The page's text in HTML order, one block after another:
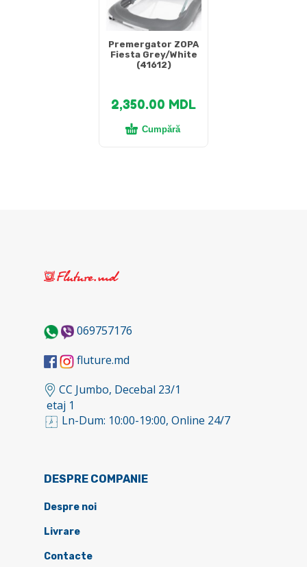
Premergator ZOPA
Fiesta Grey/White
(41612)
2,350.00 MDL
Cumpără
069757176
fluture.md
CC Jumbo, Decebal 23/1
etaj 1
Ln-Dum: 10:00-19:00, Online 24/7
DESPRE COMPANIE
Despre noi
Livrare
Contacte